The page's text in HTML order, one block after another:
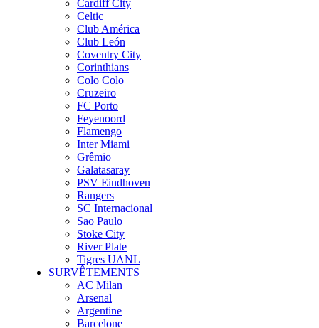
Cardiff City
Celtic
Club América
Club León
Coventry City
Corinthians
Colo Colo
Cruzeiro
FC Porto
Feyenoord
Flamengo
Inter Miami
Grêmio
Galatasaray
PSV Eindhoven
Rangers
SC Internacional
Sao Paulo
Stoke City
River Plate
Tigres UANL
SURVÊTEMENTS
AC Milan
Arsenal
Argentine
Barcelone